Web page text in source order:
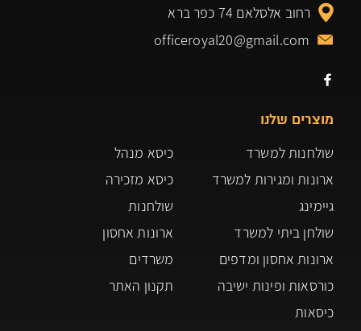
מוצרים שלנו
שולחנות למשרד
ארונות ומגירות למשרד
גיימינג
שולחן ביתי למשרד
ארונות אחסון ומדפים
כורסאות ופינות ישיבה
כיסאות
כיסא מנהל
כיסא מזכירה
שולחנות
ארונות אחסון
משרדים
תקנון האתר
רחוב אלסלאם 74 כפר ברא
officeroyal20@gmail.com